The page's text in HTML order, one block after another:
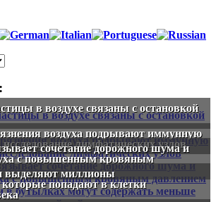
в воздухе связаны с остановкой
воздуха подрывают иммунную
исследование лимфатических узлов
сочетание дорожного шума и
с повышенным кровяным
выделяют миллионы
попадают в клетки